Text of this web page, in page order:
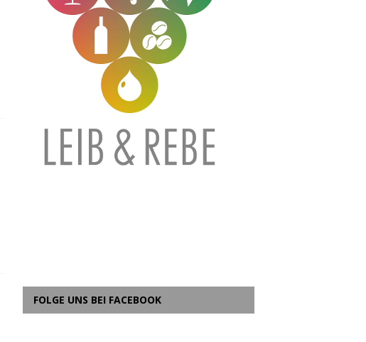
FOLGE UNS BEI FACEBOOK